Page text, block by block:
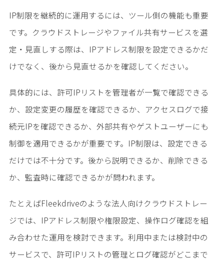
IP制限を継続的に運用するには、ツール側の機能も重要
です。クラウドストレージやファイル共有サービスを選
定・見直しする際は、IPアドレス制限を設定できるかだ
けでなく、後から見直せるかを確認してください。
具体的には、許可IPリストを管理者が一覧で確認できる
か、設定変更の履歴を確認できるか、アクセスログで接
続元IPを確認できるか、外部共有やゲストユーザーにも
制御を適用できるかが重要です。IP制限は、設定できる
だけでは不十分です。後から説明できるか、削除できる
か、監査時に確認できるかが問われます。
たとえばFleekdriveのような法人向けクラウドストレー
ジでは、IPアドレス制限や権限設定、操作ログ確認を組
み合わせた運用を検討できます。利用中または検討中の
サービスで、許可IPリストの管理とログ確認がどこまで